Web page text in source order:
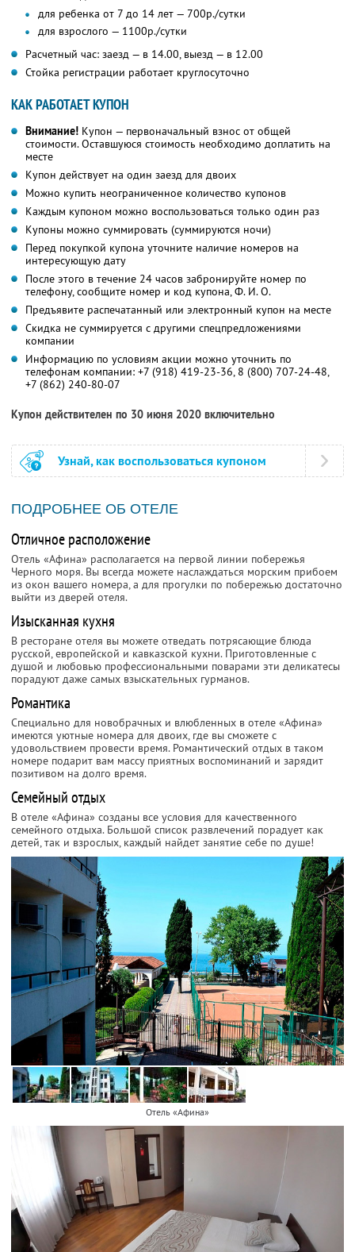
для ребенка от 7 до 14 лет — 700р./сутки
для взрослого — 1100р./сутки
Расчетный час: заезд — в 14.00, выезд — в 12.00
Стойка регистрации работает круглосуточно
КАК РАБОТАЕТ КУПОН
Внимание! Купон — первоначальный взнос от общей
стоимости. Оставшуюся стоимость необходимо доплатить на
месте
Купон действует на один заезд для двоих
Можно купить неограниченное количество купонов
Каждым купоном можно воспользоваться только один раз
Купоны можно суммировать (суммируются ночи)
Перед покупкой купона уточните наличие номеров на
интересующую дату
После этого в течение 24 часов забронируйте номер по
телефону, сообщите номер и код купона,Ф. И. О.
Предъявите распечатанный или электронный купон на месте
Скидка не суммируется с другими спецпредложениями
компании
Информацию по условиям акции можно уточнить по
телефонам компании: +7 (918) 419-23-36, 8 (800) 707-24-48,
+7 (862) 240-80-07
Купон действителен по 30 июня 2020 включительно
Узнай, как воспользоваться купоном
ПОДРОБНЕЕ ОБ ОТЕЛЕ
Отличное расположение
Отель «Афина» располагается на первой линии побережья
Черного моря. Вы всегда можете наслаждаться морским прибоем
из окон вашего номера, а для прогулки по побережью достаточно
выйти из дверей отеля.
Изысканная кухня
В ресторане отеля вы можете отведать потрясающие блюда
русской, европейской и кавказской кухни. Приготовленные с
душой и любовью профессиональными поварами эти деликатесы
порадуют даже самых взыскательных гурманов.
Романтика
Специально для новобрачных и влюбленных в отеле «Афина»
имеются уютные номера для двоих, где вы сможете с
удовольствием провести время. Романтический отдых в таком
номере подарит вам массу приятных воспоминаний и зарядит
позитивом на долго время.
Семейный отдых
В отеле «Афина» созданы все условия для качественного
семейного отдыха. Большой список развлечений порадует как
детей, так и взрослых, каждый найдет занятие себе по душе!
Отель «Афина»